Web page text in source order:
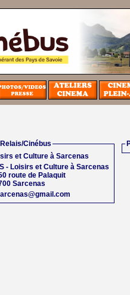
Cinébus
et Culture à Sarcenas
- Loisirs et Culture à Sarcenas
route de Palaquit
Sarcenas